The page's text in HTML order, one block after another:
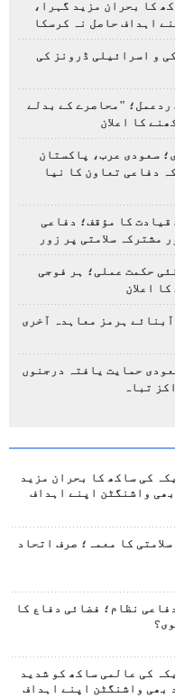
کا بحران مزید گہرا،
اہداف حاصل نہ کرسکا
و اسرائیلی ڈرونز کی
ردعمل؛ "محاصرے کے بدلے
کا اعلان
سعودی عرب، پاکستان
دفاعی تعاون کا نیا
قیادت کا مؤقف؛ دفاعی
مشترکہ سلامتی پر زور
حکمت عملی؛ ہر فوجی
اعلان
ہرمز معاہدہ آخری
حمایت یافتہ درجنوں
تباہ
کی ساکھ کا بحران مزید
واشنگٹن اپنے اہداف
کا معمہ؛ صرف اتحاد
نظام؛ فضائی دفاع کا
کی عالمی ساکھ کو شدید
بھی واشنگٹن اپنے اہداف